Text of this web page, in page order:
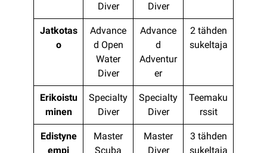
Diver
Diver
Jatkotas
o
Advance
d Open
Water
Diver
Advance
d
Adventur
er
2 tähden
sukeltaja
Erikoistu
minen
Specialty
Diver
Specialty
Diver
Teemaku
rssit
Edistyne
empi
Master
Scuba
Master
Diver
3 tähden
sukeltaja